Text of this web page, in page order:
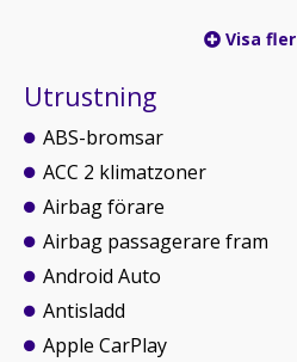
Visa fler
Utrustning
ABS-bromsar
ACC 2 klimatzoner
Airbag förare
Airbag passagerare fram
Android Auto
Antisladd
Apple CarPlay